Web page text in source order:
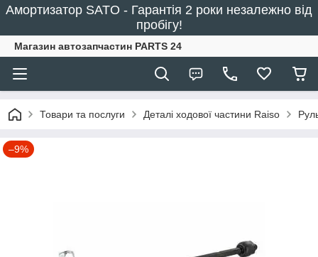
Амортизатор SATO - Гарантія 2 роки незалежно від
пробігу!
Магазин автозапчастин PARTS 24
Товари та послуги Деталі ходової частини Raiso
–9%